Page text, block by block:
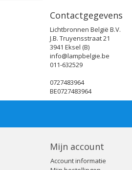
Contactgegevens
Lichtbronnen België B.V.
J.B. Truyensstraat 21
3941 Eksel (B)
info@lampbelgie.be
011-632529
0727483964
BE0727483964
Mijn account
Account informatie